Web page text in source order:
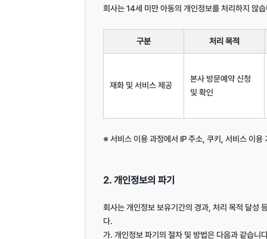
회사는 14세 미만 아동의 개인정보를 처리하지 않
구분 처리 목적
재화 및 서비스 제공
본사 방문예약 신청
및 확인
※ 서비스 이용 과정에서 IP 주소, 쿠키, 서비스 이
2. 개인정보의 파기
회사는 개인정보 보유기간의 경과, 처리 목적 달성
다.
가. 개인정보 파기의 절차 및 방법은 다음과 같습니